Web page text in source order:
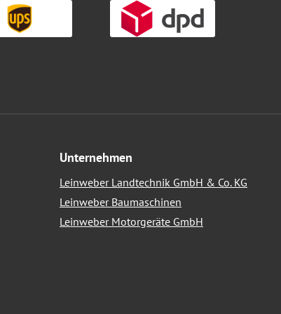
Unternehmen
Leinweber Landtechnik GmbH & Co. KG
Leinweber Baumaschinen
Leinweber Motorgeräte GmbH